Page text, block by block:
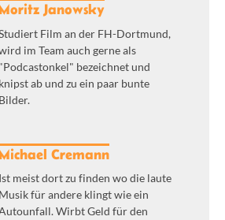
Moritz Janowsky
Film an der FH-Dortmund,
im Team auch gerne als
"Podcastonkel" bezeichnet und
knipst ab und zu ein paar bunte
Bilder.
Michael Cremann
Ist meist dort zu finden wo die laute
Musik für andere klingt wie ein
Wirbt Geld für den